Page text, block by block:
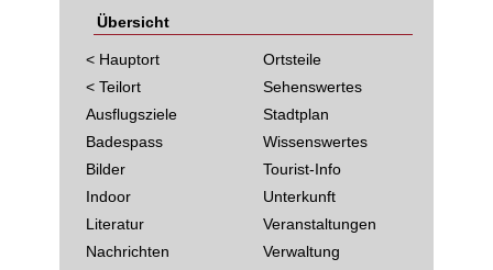
Übersicht
< Hauptort
< Teilort
Ausflugsziele
Badespass
Bilder
Indoor
Literatur
Nachrichten
Ortsteile
Sehenswertes
Stadtplan
Wissenswertes
Tourist-Info
Unterkunft
Veranstaltungen
Verwaltung